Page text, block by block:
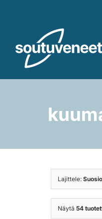
Perämoottorit
Lajittele: Suosio
Näytä 54